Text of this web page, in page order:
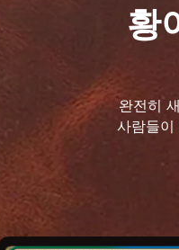
황
완전히
사람들